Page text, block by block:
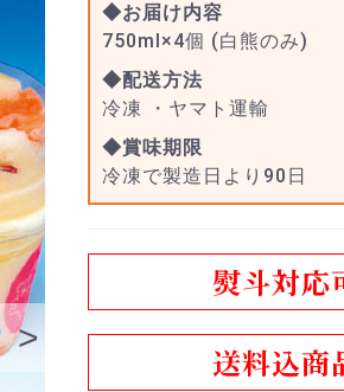
◆お届け内容
750ml×4個 (白熊のみ)
◆配送方法
冷凍 ・ヤマト運輸
◆賞味期限
冷凍で製造日より90日
熨斗対応
送料込商